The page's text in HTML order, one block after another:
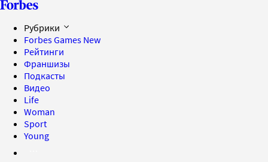
Рубрики
Forbes Games New
Рейтинги
Франшизы
Подкасты
Видео
Life
Woman
Sport
Young